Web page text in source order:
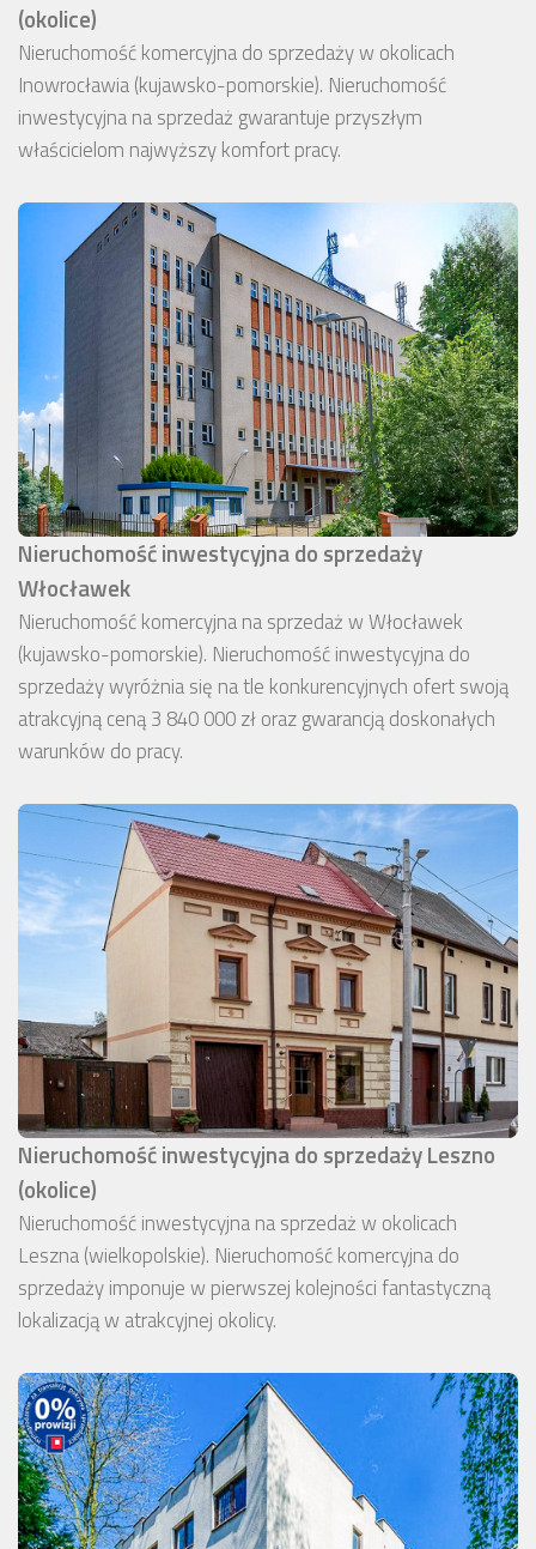
(okolice)
Nieruchomość komercyjna do sprzedaży w okolicach
Inowrocławia (kujawsko-pomorskie). Nieruchomość
inwestycyjna na sprzedaż gwarantuje przyszłym
właścicielom najwyższy komfort pracy.
Nieruchomość inwestycyjna do sprzedaży
Włocławek
Nieruchomość komercyjna na sprzedaż w Włocławek
(kujawsko-pomorskie). Nieruchomość inwestycyjna do
sprzedaży wyróżnia się na tle konkurencyjnych ofert swoją
atrakcyjną ceną 3 840 000 zł oraz gwarancją doskonałych
warunków do pracy.
Nieruchomość inwestycyjna do sprzedaży Leszno
(okolice)
Nieruchomość inwestycyjna na sprzedaż w okolicach
Leszna (wielkopolskie). Nieruchomość komercyjna do
sprzedaży imponuje w pierwszej kolejności fantastyczną
lokalizacją w atrakcyjnej okolicy.